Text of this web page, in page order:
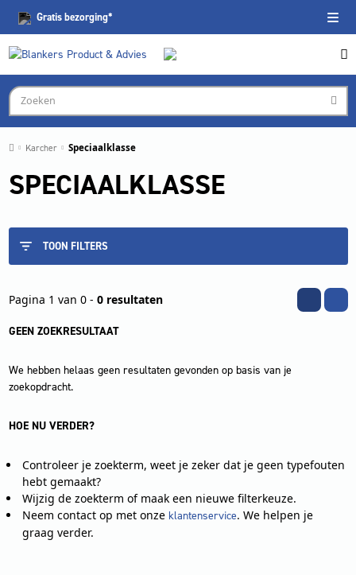
Gratisbezorging*
Karcher Speciaalklasse
SPECIAALKLASSE
TOON FILTERS
Pagina 1 van 0 - 0 resultaten
GEEN ZOEKRESULTAAT
We hebben helaas geen resultaten gevonden op basis van je
zoekopdracht.
HOE NU VERDER?
Controleer je zoekterm, weet je zeker dat je geen typefouten
hebt gemaakt?
Wijzig de zoekterm of maak een nieuwe filterkeuze.
Neem contact op met onze klantenservice. We helpen je
graag verder.